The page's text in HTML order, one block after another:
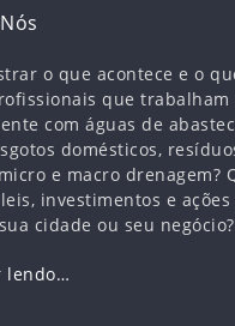
o que acontece e o
que trabalham
com águas de
domésticos,
e macro drenagem?
investimentos e ações
cidade ou seu negócio?
lendo…